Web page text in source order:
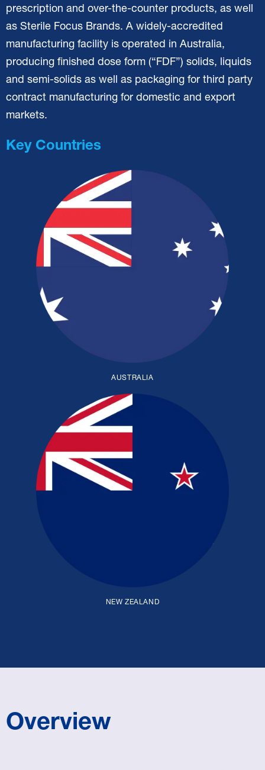
prescription and over-the-counter products, as well
as Sterile Focus Brands. A widely-accredited
manufacturing facility is operated in Australia,
producing finished dose form (“FDF”) solids, liquids
and semi-solids as well as packaging for third party
contract manufacturing for domestic and export
markets.
Key Countries
AUSTRALIA
NEW ZEALAND
Overview